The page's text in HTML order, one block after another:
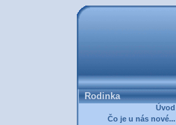
Rodinka
Úvod
Čo je u nás nové...